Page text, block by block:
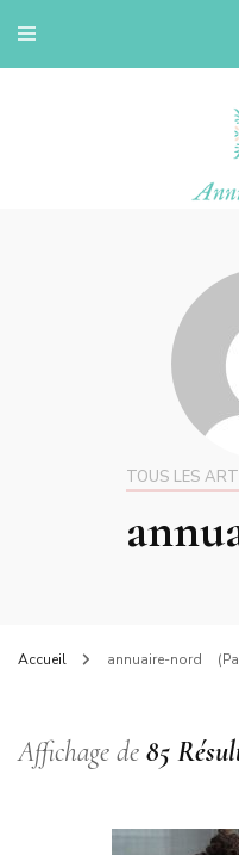
Le blog d'une ch'ti du nord
TOUS LES
Accueil annuaire-nord
Affichage de 85